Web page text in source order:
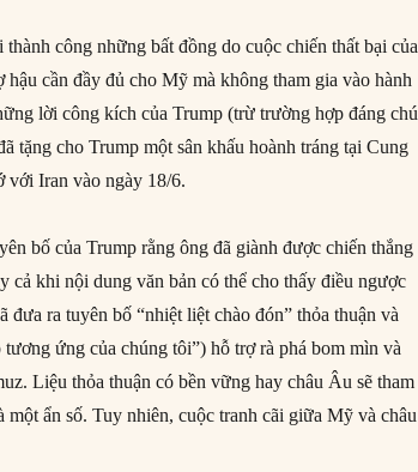
công những bất đồng do cuộc chiến thất bại của
cần đầy đủ cho Mỹ mà không tham gia vào hành
lời công kích của Trump (trừ trường hợp đáng chú
tặng cho Trump một sân khấu hoành tráng tại Cung
với Iran vào ngày 18/6.
bố của Trump rằng ông đã giành được chiến thắng
cả khi nội dung văn bản có thể cho thấy điều ngược
ra tuyên bố “nhiệt liệt chào đón” thỏa thuận và
ứng của chúng tôi”) hỗ trợ rà phá bom mìn và
Liệu thỏa thuận có bền vững hay châu Âu sẽ tham
ẩn số. Tuy nhiên, cuộc tranh cãi giữa Mỹ và châu